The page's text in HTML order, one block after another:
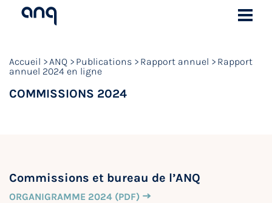
Accueil ANQ Publications Rapport annuel
Rapport
annuel 2024 en ligne
COMMISSIONS 2024
Commissions et bureau de l’ANQ
ORGANIGRAMME 2024 (PDF)